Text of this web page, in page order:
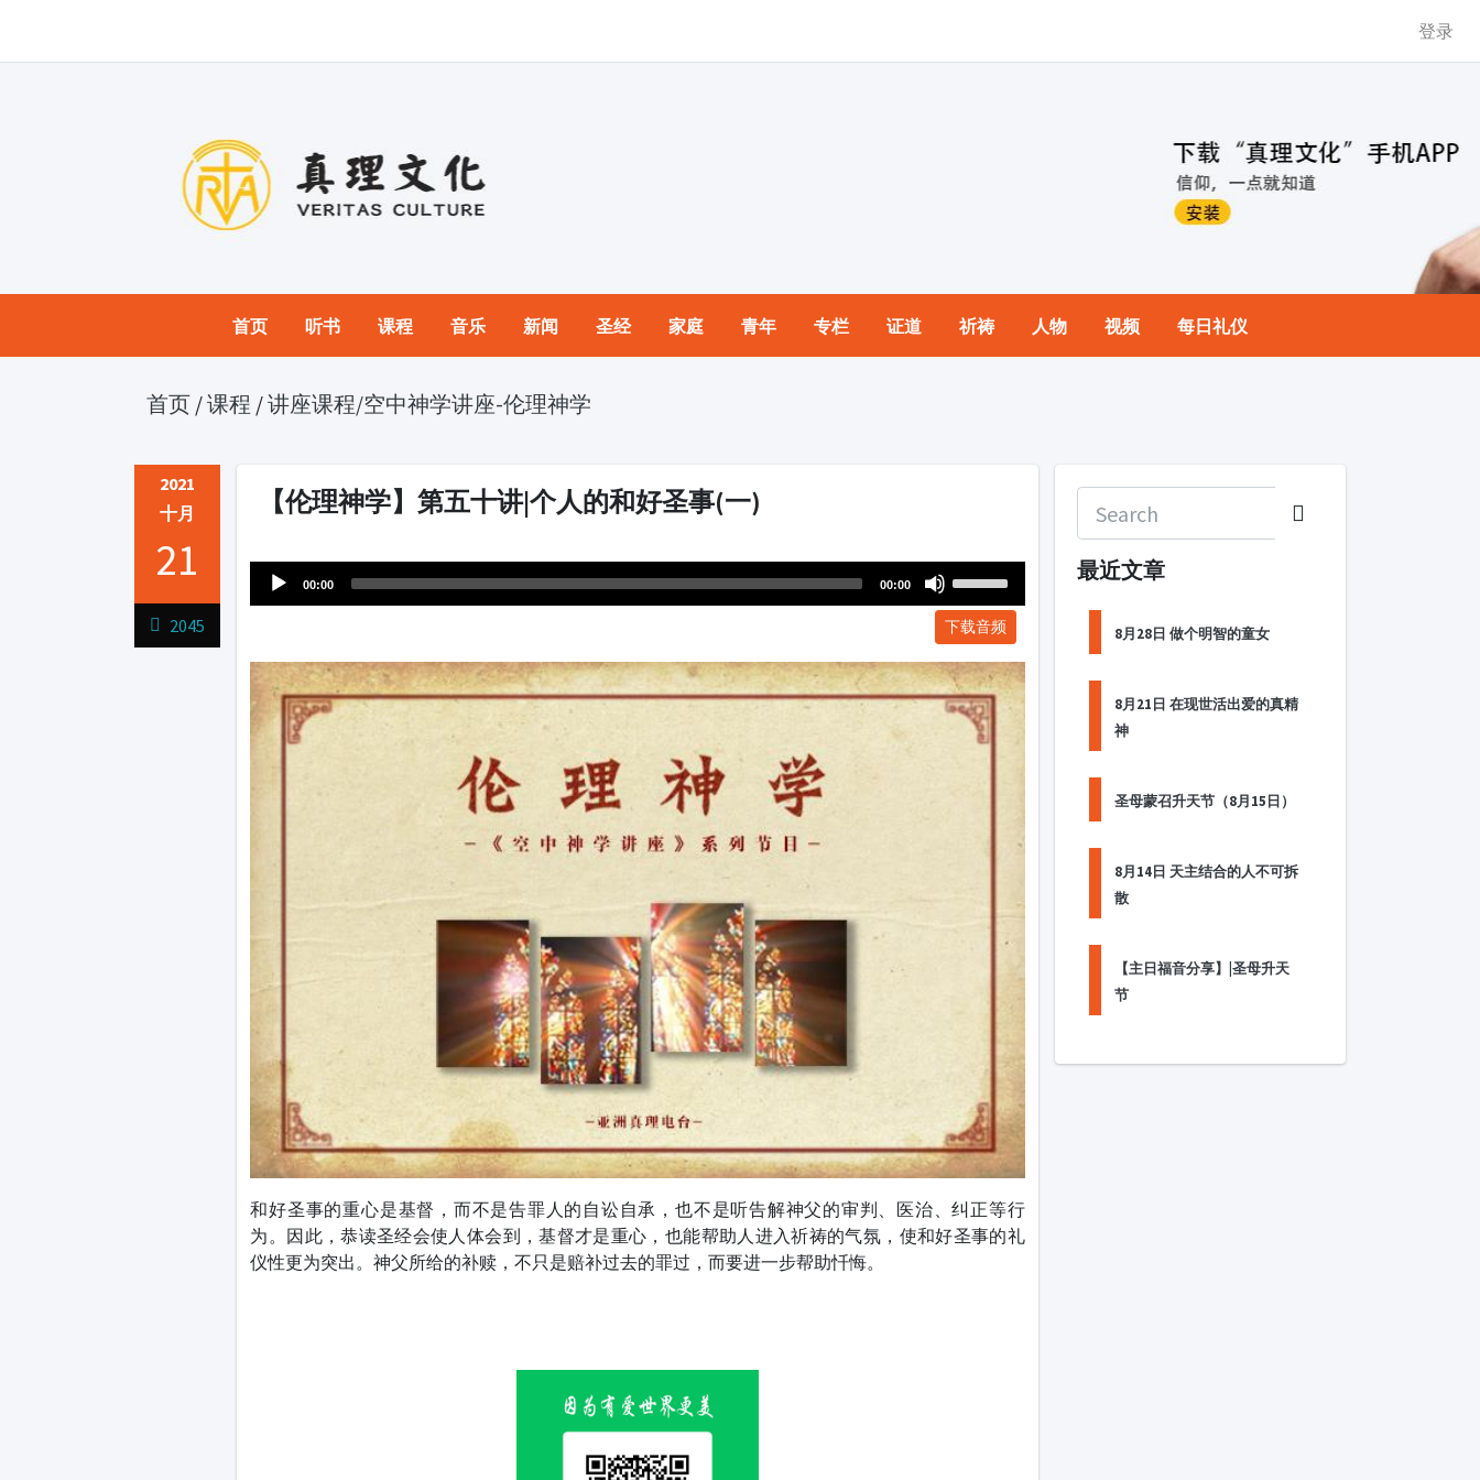
登录
首页 听书 课程 音乐 新闻 圣经 家庭 青年 专栏 证道 祈祷 人物 视频 每日礼仪
首页 /课程 /讲座课程/空中神学讲座-伦理神学
2021
十月
21
2045
【伦理神学】第五十讲|个人的和好圣事(一)
Player
00:00 00:00
Arrow
to
increase
下载音频
和好圣事的重心是基督，而不是告罪人的自讼自承，也不是听告解神父的审判、医治、纠正等行
为。因此，恭读圣经会使人体会到，基督才是重心，也能帮助人进入祈祷的气氛，使和好圣事的礼
仪性更为突出。神父所给的补赎，不只是赔补过去的罪过，而要进一步帮助忏悔。
最近文章
8月28日 做个明智的童女
8月21日 在现世活出爱的真精
神
圣母蒙召升天节（8月15日）
8月14日 天主结合的人不可拆
散
【主日福音分享】|圣母升天
节